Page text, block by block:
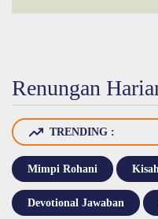
Renungan
TRENDING :
Mimpi Rohani
Devotional Jawaban